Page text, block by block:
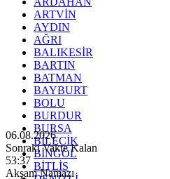
ARTVİN
AYDIN
AĞRI
BALIKESİR
BARTIN
BATMAN
BAYBURT
BOLU
BURDUR
BURSA
BİLECİK
BİNGÖL
BİTLİS
06.08.2026
Sonraki Vakte Kalan
53:36
Akşam Namazı